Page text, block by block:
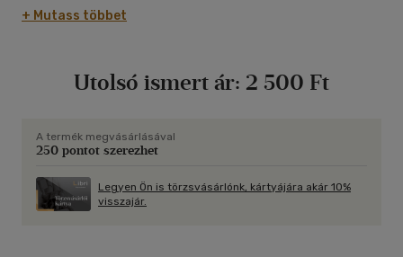
nyughatatlanul kereső, a hagyományos elbeszélésmód és az
újító szenvedély közti ideális arányt próbálgató fiatal szerző
mű egy AIDS-ben haldokló fiatalember és barátja történetét
család életének fordulatait, éspedig úgy, hogy azok alapjául a
huszadik század egy-egy esztendejének eseményei
zeneszerző "Donald J. Rankin közlegény concerto hamis
hegedűre" című művét varázslatos elbeszélés a zene különös
+ Mutass többet
Utolsó ismert ár: 2 500 Ft
A termék megvásárlásával
250 pontot szerezhet
Legyen Ön is törzsvásárlónk, kártyájára akár 10%
visszajár.